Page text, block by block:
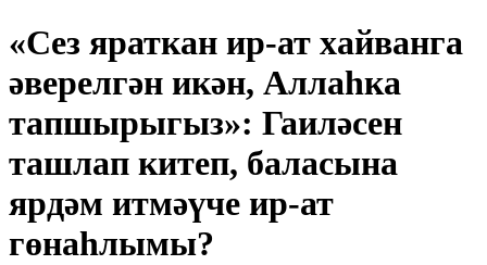
«Сез яраткан ир-ат хайванга
әверелгән икән, Аллаһка
тапшырыгыз»: Гаиләсен
ташлап китеп, баласына
ярдәм итмәүче ир-ат
гөнаһлымы?